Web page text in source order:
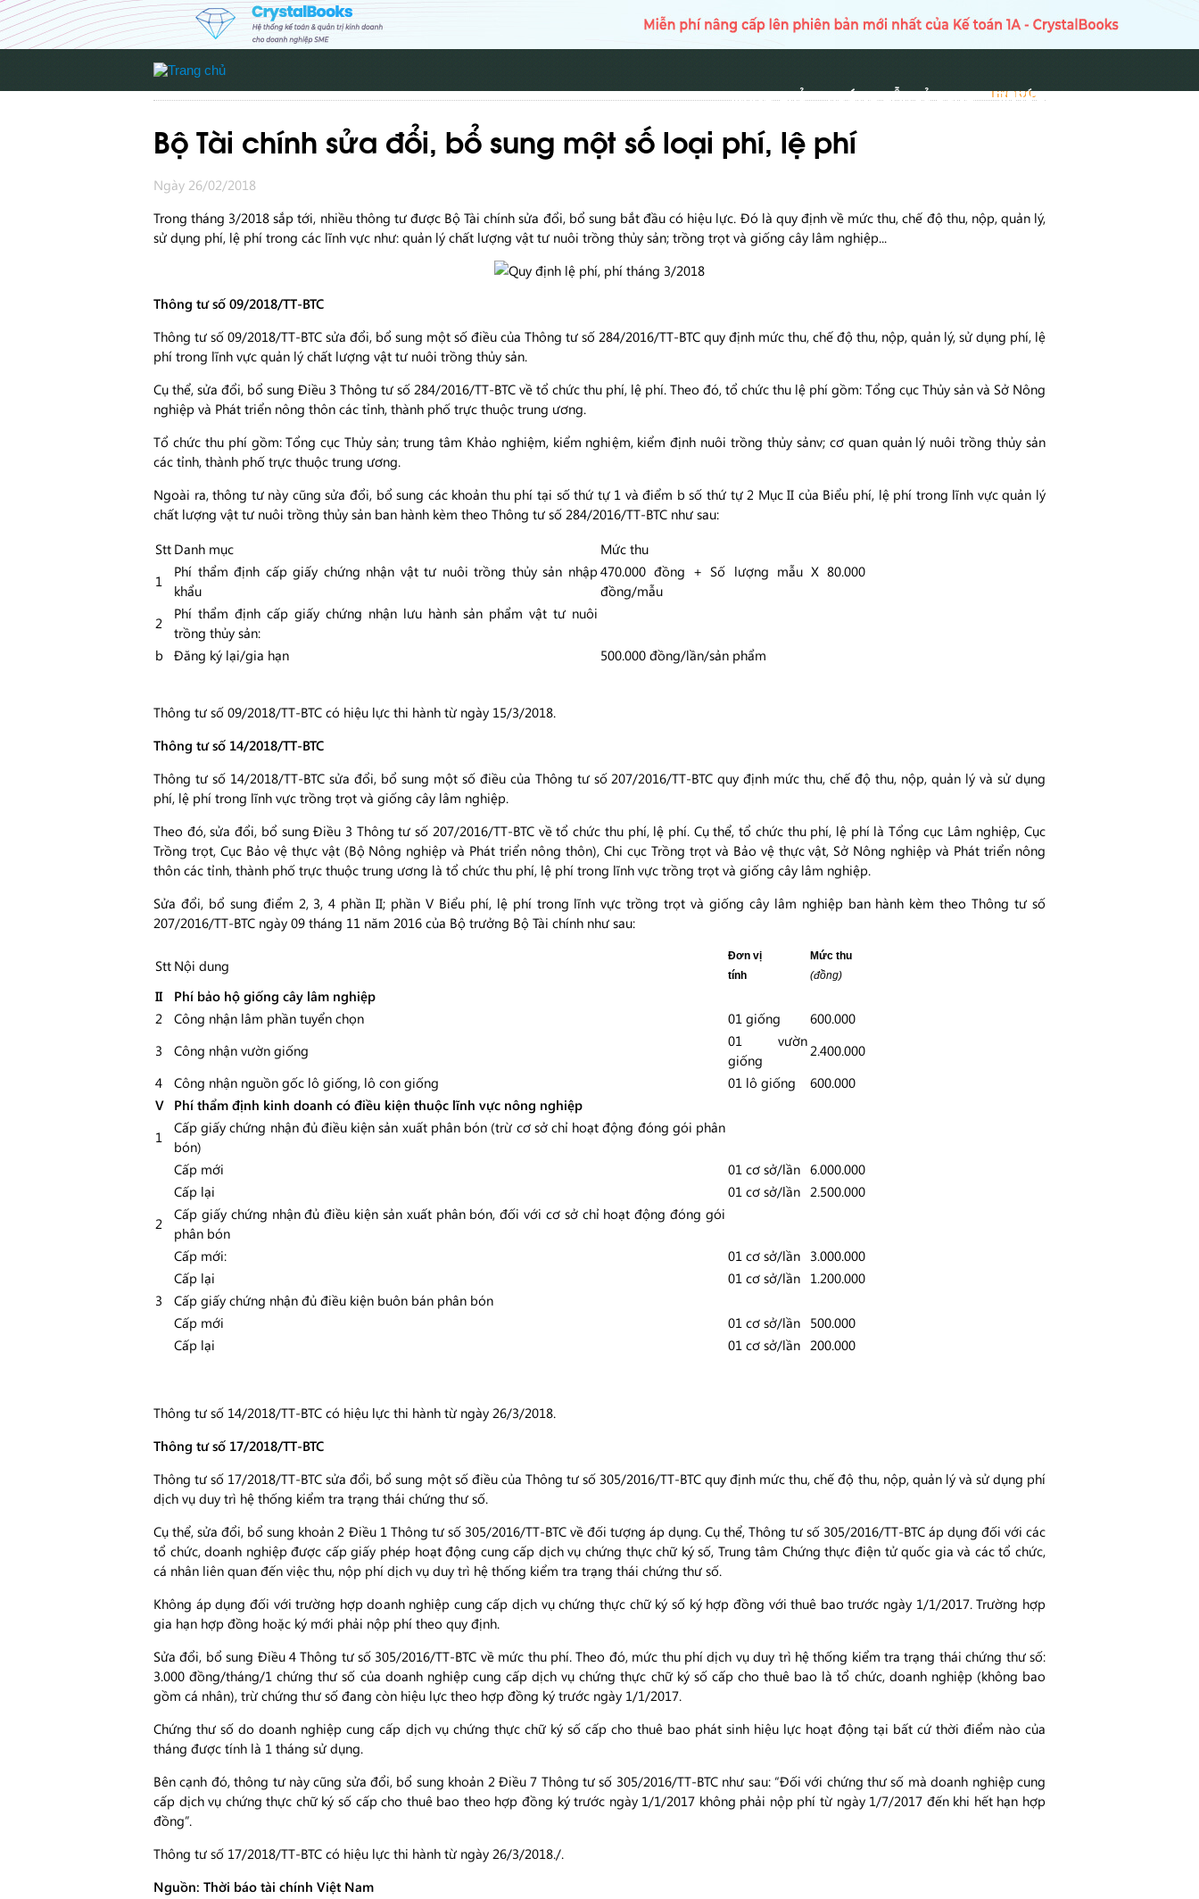
TRANG CHỦ HƯỚNG DẪN SỬ DỤNG TIN TỨC
TIN TỨC
Bộ Tài chính sửa đổi, bổ sung một số loại phí, lệ phí
Ngày 26/02/2018
Trong tháng 3/2018 sắp tới, nhiều thông tư được Bộ Tài chính sửa đổi, bổ sung bắt đầu có hiệu lực. Đó là quy định về mức thu, chế độ thu, nộp, quản lý,
sử dụng phí, lệ phí trong các lĩnh vực như: quản lý chất lượng vật tư nuôi trồng thủy sản; trồng trọt và giống cây lâm nghiệp...
Thông tư số 09/2018/TT-BTC
Thông tư số 09/2018/TT-BTC sửa đổi, bổ sung một số điều của Thông tư số 284/2016/TT-BTC quy định mức thu, chế độ thu, nộp, quản lý, sử dụng phí, lệ
phí trong lĩnh vực quản lý chất lượng vật tư nuôi trồng thủy sản.
Cụ thể, sửa đổi, bổ sung Điều 3 Thông tư số 284/2016/TT-BTC về tổ chức thu phí, lệ phí. Theo đó, tổ chức thu lệ phí gồm: Tổng cục Thủy sản và Sở Nông
nghiệp và Phát triển nông thôn các tỉnh, thành phố trực thuộc trung ương.
Tổ chức thu phí gồm: Tổng cục Thủy sản; trung tâm Khảo nghiệm, kiểm nghiệm, kiểm định nuôi trồng thủy sảnv; cơ quan quản lý nuôi trồng thủy sản
các tỉnh, thành phố trực thuộc trung ương.
Ngoài ra, thông tư này cũng sửa đổi, bổ sung các khoản thu phí tại số thứ tự 1 và điểm b số thứ tự 2 Mục II của Biểu phí, lệ phí trong lĩnh vực quản lý
chất lượng vật tư nuôi trồng thủy sản ban hành kèm theo Thông tư số 284/2016/TT-BTC như sau:
Stt Danh mục
Mức thu
1
Phí thẩm định cấp giấy chứng nhận vật tư nuôi trồng thủy sản nhập
khẩu
470.000 đồng + Số lượng mẫu X 80.000
đồng/mẫu
2
Phí thẩm định cấp giấy chứng nhận lưu hành sản phẩm vật tư nuôi
trồng thủy sản:
b
Đăng ký lại/gia hạn 500.000 đồng/lần/sản phẩm
Thông tư số 09/2018/TT-BTC có hiệu lực thi hành từ ngày 15/3/2018.
Thông tư số 14/2018/TT-BTC
Thông tư số 14/2018/TT-BTC sửa đổi, bổ sung một số điều của Thông tư số 207/2016/TT-BTC quy định mức thu, chế độ thu, nộp, quản lý và sử dụng
phí, lệ phí trong lĩnh vực trồng trọt và giống cây lâm nghiệp.
Theo đó, sửa đổi, bổ sung Điều 3 Thông tư số 207/2016/TT-BTC về tổ chức thu phí, lệ phí. Cụ thể, tổ chức thu phí, lệ phí là Tổng cục Lâm nghiệp, Cục
Trồng trọt, Cục Bảo vệ thực vật (Bộ Nông nghiệp và Phát triển nông thôn), Chi cục Trồng trọt và Bảo vệ thực vật, Sở Nông nghiệp và Phát triển nông
thôn các tỉnh, thành phố trực thuộc trung ương là tổ chức thu phí, lệ phí trong lĩnh vực trồng trọt và giống cây lâm nghiệp.
Sửa đổi, bổ sung điểm 2, 3, 4 phần II; phần V Biểu phí, lệ phí trong lĩnh vực trồng trọt và giống cây lâm nghiệp ban hành kèm theo Thông tư số
207/2016/TT-BTC ngày 09 tháng 11 năm 2016 của Bộ trưởng Bộ Tài chính như sau:
Stt Nội dung
Đơn vị
tính
Mức thu
(đồng)
II
Phí bảo hộ giống cây lâm nghiệp
2
Công nhận lâm phần tuyển chọn 01 giống
600.000
3
Công nhận vườn giống
01 vườn
giống
2.400.000
4
Công nhận nguồn gốc lô giống, lô con giống 01 lô giống
600.000
V Phí thẩm định kinh doanh có điều kiện thuộc lĩnh vực nông nghiệp
1
Cấp giấy chứng nhận đủ điều kiện sản xuất phân bón (trừ cơ sở chỉ hoạt động đóng gói phân
bón)
Cấp mới
01 cơ sở/lần 6.000.000
Cấp lại
01 cơ sở/lần 2.500.000
2
Cấp giấy chứng nhận đủ điều kiện sản xuất phân bón, đối với cơ sở chỉ hoạt động đóng gói
phân bón
Cấp mới:
01 cơ sở/lần 3.000.000
Cấp lại
01 cơ sở/lần 1.200.000
3
Cấp giấy chứng nhận đủ điều kiện buôn bán phân bón
Cấp mới
01 cơ sở/lần 500.000
Cấp lại
01 cơ sở/lần 200.000
Thông tư số 14/2018/TT-BTC có hiệu lực thi hành từ ngày 26/3/2018.
Thông tư số 17/2018/TT-BTC
Thông tư số 17/2018/TT-BTC sửa đổi, bổ sung một số điều của Thông tư số 305/2016/TT-BTC quy định mức thu, chế độ thu, nộp, quản lý và sử dụng phí
dịch vụ duy trì hệ thống kiểm tra trạng thái chứng thư số.
Cụ thể, sửa đổi, bổ sung khoản 2 Điều 1 Thông tư số 305/2016/TT-BTC về đối tượng áp dụng. Cụ thể, Thông tư số 305/2016/TT-BTC áp dụng đối với các
tổ chức, doanh nghiệp được cấp giấy phép hoạt động cung cấp dịch vụ chứng thực chữ ký số, Trung tâm Chứng thực điện tử quốc gia và các tổ chức,
cá nhân liên quan đến việc thu, nộp phí dịch vụ duy trì hệ thống kiểm tra trạng thái chứng thư số.
Không áp dụng đối với trường hợp doanh nghiệp cung cấp dịch vụ chứng thực chữ ký số ký hợp đồng với thuê bao trước ngày 1/1/2017. Trường hợp
gia hạn hợp đồng hoặc ký mới phải nộp phí theo quy định.
Sửa đổi, bổ sung Điều 4 Thông tư số 305/2016/TT-BTC về mức thu phí. Theo đó, mức thu phí dịch vụ duy trì hệ thống kiểm tra trạng thái chứng thư số:
3.000 đồng/tháng/1 chứng thư số của doanh nghiệp cung cấp dịch vụ chứng thực chữ ký số cấp cho thuê bao là tổ chức, doanh nghiệp (không bao
gồm cá nhân), trừ chứng thư số đang còn hiệu lực theo hợp đồng ký trước ngày 1/1/2017.
Chứng thư số do doanh nghiệp cung cấp dịch vụ chứng thực chữ ký số cấp cho thuê bao phát sinh hiệu lực hoạt động tại bất cứ thời điểm nào của
tháng được tính là 1 tháng sử dụng.
Bên cạnh đó, thông tư này cũng sửa đổi, bổ sung khoản 2 Điều 7 Thông tư số 305/2016/TT-BTC như sau: “Đối với chứng thư số mà doanh nghiệp cung
cấp dịch vụ chứng thực chữ ký số cấp cho thuê bao theo hợp đồng ký trước ngày 1/1/2017 không phải nộp phí từ ngày 1/7/2017 đến khi hết hạn hợp
đồng”.
Thông tư số 17/2018/TT-BTC có hiệu lực thi hành từ ngày 26/3/2018./.
Nguồn: Thời báo tài chính Việt Nam